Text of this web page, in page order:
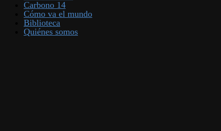
Carbono 14
Cómo va el mundo
Biblioteca
Quiénes somos